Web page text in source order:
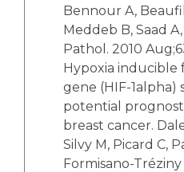
Bennour A,
Meddeb B, Saad
Pathol. 2010
Hypoxia inducible
gene (HIF-1alpha)
potential
breast cancer.
Silvy M, Picard C,
Formisano-Tréziny